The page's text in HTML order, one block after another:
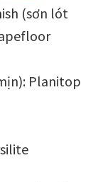
(sơn lót
Planitop